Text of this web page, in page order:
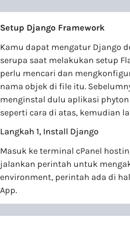
Setup Django Framework
Kamu dapat mengatur Django
serupa saat melakukan setup
perlu mencari dan
nama objek di file itu.
menginstal dulu aplikasi phyton
seperti cara di atas, kemudian
Langkah 1, Install Django
Masuk ke terminal cPanel
jalankan perintah untuk
environment, perintah ada di
App.